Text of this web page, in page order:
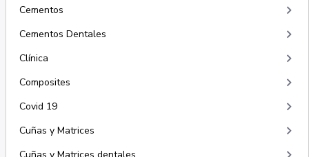
Cementos keyboard_arrow_right
Cementos Dentales keyboard_arrow_right
Clínica keyboard_arrow_right
Composites keyboard_arrow_right
Covid 19 keyboard_arrow_right
Cuñas y Matrices keyboard_arrow_right